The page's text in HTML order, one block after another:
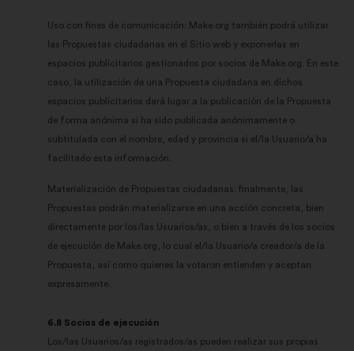
Uso con fines de comunicación: Make.org también podrá utilizar
las Propuestas ciudadanas en el Sitio web y exponerlas en
espacios publicitarios gestionados por socios de Make.org. En este
caso, la utilización de una Propuesta ciudadana en dichos
espacios publicitarios dará lugar a la publicación de la Propuesta
de forma anónima si ha sido publicada anónimamente o
subtitulada con el nombre, edad y provincia si el/la Usuario/a ha
facilitado esta información.
Materialización de Propuestas ciudadanas: finalmente, las
Propuestas podrán materializarse en una acción concreta, bien
directamente por los/las Usuarios/as, o bien a través de los socios
de ejecución de Make.org, lo cual el/la Usuario/a creador/a de la
Propuesta, así como quienes la votaron entienden y aceptan
expresamente.
6.8 Socios de ejecución
Los/las Usuarios/as registrados/as pueden realizar sus propias